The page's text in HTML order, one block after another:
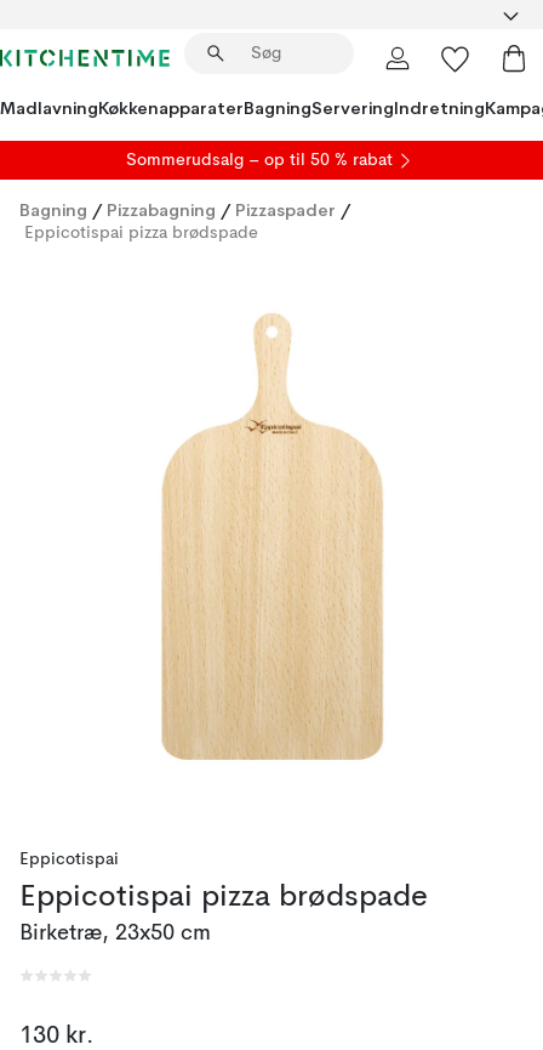
MadlavningKøkkenapparaterBagningServeringIndretning
Sommerudsalg – op til 50 % rabat
Bagning / Pizzabagning / Pizzaspader /
Eppicotispai pizza brødspade
Eppicotispai
Eppicotispai pizza brødspade
Birketræ, 23x50 cm
130 kr.